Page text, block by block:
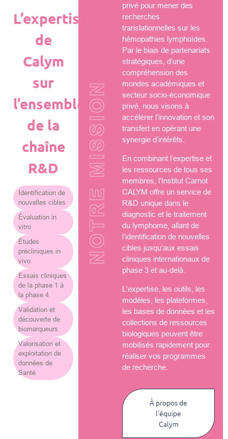
L’expertise
de
Calym
sur
l’ensemble
de la
chaîne
R&D
Identification de
nouvelles cibles
Évaluation in
vitro
Études
précliniques in
vivo
Essais cliniques
de la phase 1 à
la phase 4
Validation et
découverte de
biomarqueurs
Valorisation et
exploitation de
données de
Santé
NOTRE MISSION
privé pour mener des
recherches
translationnelles sur les
hémopathies lymphoïdes.
Par le biais de partenariats
stratégiques, d’une
compréhension des
mondes académiques et
secteur socio-économique
privé, nous visons à
accélérer l’innovation et son
transfert en opérant une
synergie d’intérêts.
En combinant l’expertise et
les ressources de tous ses
membres, l’Institut Carnot
CALYM offre un service de
R&D unique dans le
diagnostic et le traitement
du lymphome, allant de
l’identification de nouvelles
cibles jusqu’aux essais
cliniques internationaux de
phase 3 et au-delà.
L’expertise, les outils, les
modèles, les plateformes,
les bases de données et les
collections de ressources
biologiques peuvent être
mobilisés rapidement pour
réaliser vos programmes
de recherche.
À propos de
l’équipe
Calym